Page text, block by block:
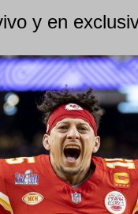
y en